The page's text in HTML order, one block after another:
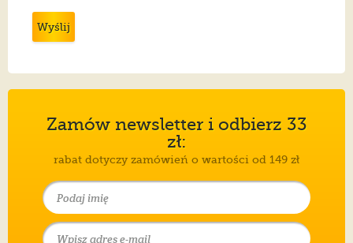
Wyślij
Zamów newsletter i odbierz 33
zł:
rabat dotyczy zamówień o wartości od 149 zł